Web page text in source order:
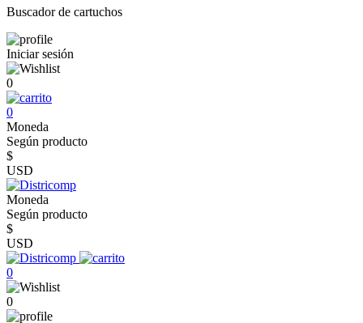
Buscador de cartuchos
Iniciar sesión
0
0
Moneda
Según producto
$
USD
Moneda
Según producto
$
USD
0
0